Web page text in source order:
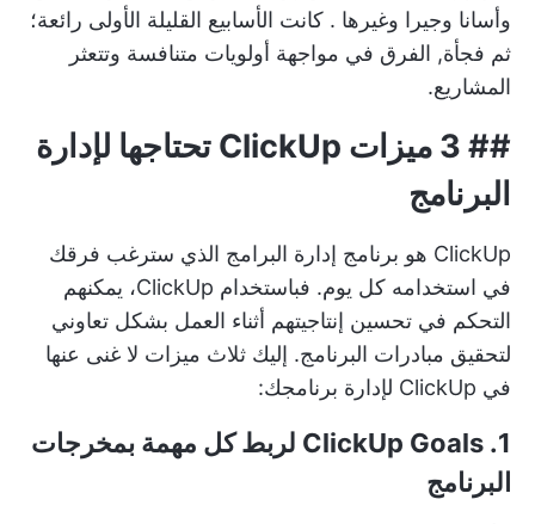
وأسانا وجيرا وغيرها . كانت الأسابيع القليلة الأولى رائعة؛
ثم فجأة, الفرق في مواجهة أولويات متنافسة وتتعثر
المشاريع.
## 3 ميزات ClickUp تحتاجها لإدارة
البرنامج
ClickUp هو برنامج إدارة البرامج الذي سترغب فرقك
في استخدامه كل يوم. فباستخدام ClickUp، يمكنهم
التحكم في تحسين إنتاجيتهم أثناء العمل بشكل تعاوني
لتحقيق مبادرات البرنامج. إليك ثلاث ميزات لا غنى عنها
في ClickUp لإدارة برنامجك:
1. ClickUp Goals لربط كل مهمة بمخرجات
البرنامج